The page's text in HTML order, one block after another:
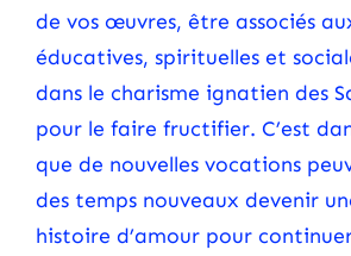
de vos œuvres, être associés
éducatives, spirituelles et
dans le charisme ignatien des
pour le faire fructifier. C’est
que de nouvelles vocations
des temps nouveaux devenir
histoire d’amour pour